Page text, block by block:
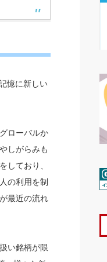
憶に新しい
ローバルか
しがらみも
しており、
の利用を制
最近の流れ
い銘柄が限